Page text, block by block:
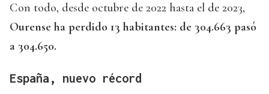
Con todo, desde octubre de 2022 hasta el de 2023,
Ourense ha perdido 13 habitantes: de 304.663 pasó
a 304.650.
España, nuevo récord